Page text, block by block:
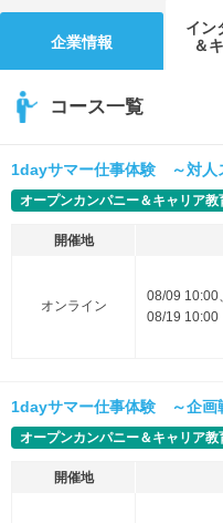
企業情報
イン
＆
コース一覧
1dayサマー仕事体験 ～対人
オープンカンパニー＆キャリア教
開催地
オンライン
08/09 10:00
08/19 10:00
1dayサマー仕事体験 ～企画
オープンカンパニー＆キャリア教
開催地